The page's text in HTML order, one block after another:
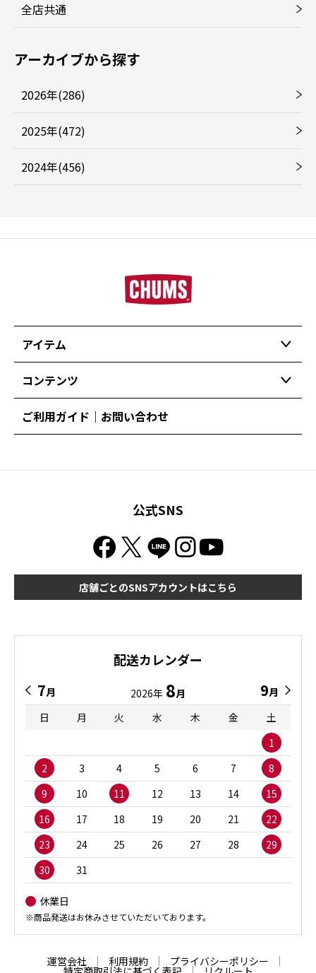
全店共通
アーカイブから探す
2026年(286)
2025年(472)
2024年(456)
アイテム
コンテンツ
ご利用ガイド｜お問い合わせ
公式SNS
店舗ごとのSNSアカウントはこちら
配送カレンダー
7月 2026年 8月 9月
日
月 火 水 木 金
土
1
2
3 4 5 6 7
8
9
10 11 12 13 14
15
16
17 18 19 20 21
22
23
24 25 26 27 28
29
30
31
休業日
※商品発送はお休みさせていただいております。
運営会社 利用規約 プライバシーポリシー